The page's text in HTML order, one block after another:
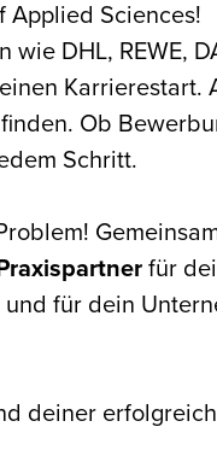
Applied Sciences!
DHL, REWE,
Karrierestart.
Ob
Schritt.
für
für dein
deiner